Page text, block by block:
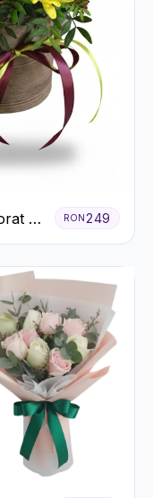
cu
RON 249